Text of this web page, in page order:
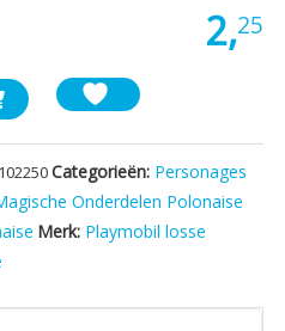
2,25
Categorieën: Personages
Onderdelen Polonaise
Merk: Playmobil losse